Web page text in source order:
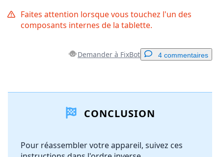
Faites attention lorsque vous touchez l'un des
composants internes de la tablette.
Demander à FixBot 4 commentaires
Ajouter un commentaireCONCLUSION
Pour réassembler votre appareil, suivez ces